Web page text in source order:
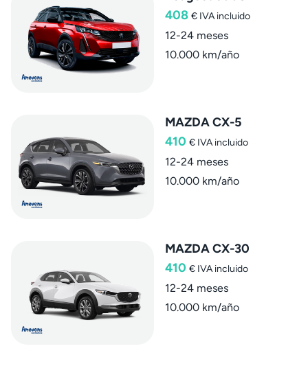
408 € IVA incluido
12-24 meses
10.000 km/año
MAZDA CX-5
410 € IVA incluido
12-24 meses
10.000 km/año
MAZDA CX-30
410 € IVA incluido
12-24 meses
10.000 km/año